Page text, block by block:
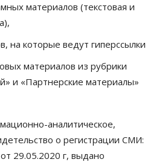
предлагают ввести
провезти из Таиланда
с наркотиками
«из тени»
материалов (текстовая и
на которые ведут гиперссылки
материалов из рубрики
и «Партнерские материалы»
аналитическое,
о регистрации СМИ:
29.05.2020 г, выдано